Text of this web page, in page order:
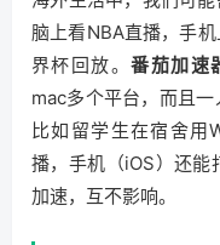
脑上看NBA直播，手
界杯回放。番茄加速
mac多个平台，而且一
比如留学生在宿舍用
播，手机（iOS）还能
加速，互不影响。